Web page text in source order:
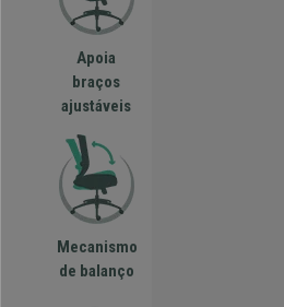
Apoia
braços
ajustáveis
Mecanismo
de balanço